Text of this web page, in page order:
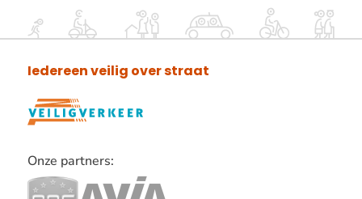
Iedereen veilig over straat
Onze partners:
Lees